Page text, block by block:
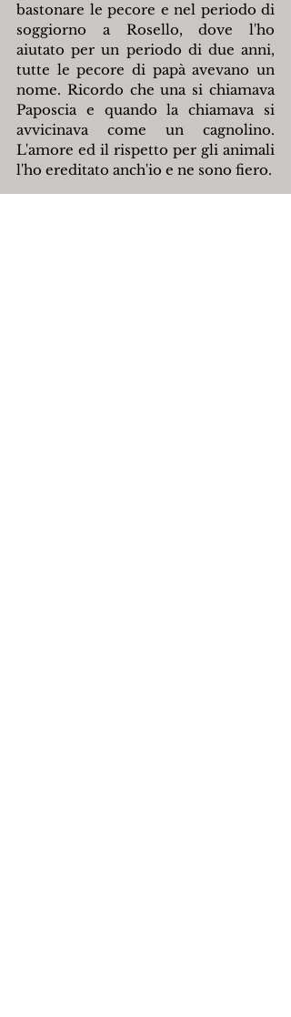
bastonare le pecore e nel periodo di
soggiorno a Rosello, dove l'ho
aiutato per un periodo di due anni,
tutte le pecore di papà avevano un
nome. Ricordo che una si chiamava
Paposcia e quando la chiamava si
avvicinava come un cagnolino.
L'amore ed il rispetto per gli animali
l'ho ereditato anch'io e ne sono fiero.